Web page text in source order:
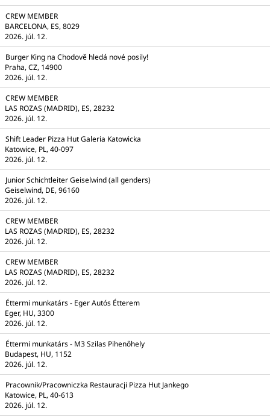
CREW MEMBER
BARCELONA, ES, 8029
2026. júl. 12.
Burger King na Chodově hledá nové posily!
Praha, CZ, 14900
2026. júl. 12.
CREW MEMBER
LAS ROZAS (MADRID), ES, 28232
2026. júl. 12.
Shift Leader Pizza Hut Galeria Katowicka
Katowice, PL, 40-097
2026. júl. 12.
Junior Schichtleiter Geiselwind (all genders)
Geiselwind, DE, 96160
2026. júl. 12.
CREW MEMBER
LAS ROZAS (MADRID), ES, 28232
2026. júl. 12.
CREW MEMBER
LAS ROZAS (MADRID), ES, 28232
2026. júl. 12.
Éttermi munkatárs - Eger Autós Étterem
Eger, HU, 3300
2026. júl. 12.
Éttermi munkatárs - M3 Szilas Pihenőhely
Budapest, HU, 1152
2026. júl. 12.
Pracownik/Pracowniczka Restauracji Pizza Hut Jankego
Katowice, PL, 40-613
2026. júl. 12.